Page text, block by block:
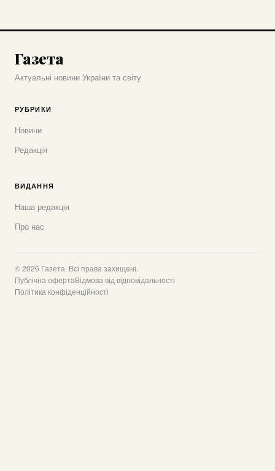
Газета
Актуальні новини України та світу
РУБРИКИ
Новини
Редакція
ВИДАННЯ
Наша редакція
Про нас
© 2026 Газета. Всі права захищені.
Публічна офертаВідмова від відповідальності
Політика конфіденційності